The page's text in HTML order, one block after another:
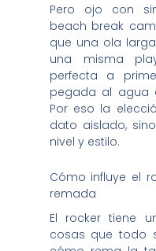
Pero ojo con
beach break
que una ola
una misma
perfecta a
pegada al agua
Por eso la
dato aislado,
nivel y estilo.
Cómo influye el
remada
El rocker tiene
cosas que todo